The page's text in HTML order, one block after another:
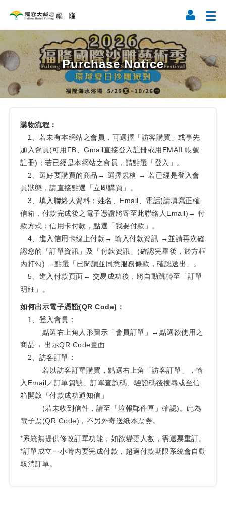
Purchase Notice
購物流程：
1、若未有本網站之會員，可選擇「訪客購買」或事先
加入會員(可用FB、Gmail直接登入註冊或用EMAIL帳號
註冊)；若已經是本網站之會員，請點選「登入」。
2、選好要購買的商品→ 選擇規格 → 若已經是登入會
員狀態，請直接點選「立即購買」。
3、填入聯絡人資料：姓名、Email、電話(請填寫正確
信箱，付款完成後之電子憑證將寄至此聯絡人Email)→ 付
款方式：信用卡付款，點選「我要付款」。
4、進入信用卡線上付款→ 輸入付款資訊 →並請再次確
認您的「訂單資訊」及「付款資訊」(確認完畢後，於方框
內打勾) →點選「已閱讀並同意服務條款，確認送出」。
5、進入付款頁面→ 交易成功後，將自動跳轉至「訂單
明細」。
如何出示電子憑證(QR Code)：
1、登入會員：
點選右上角人形圖示「會員訂單」→點選欲使用之
商品→ 出示QR Code畫面
2、訪客訂單：
若以訪客訂單購買，點選右上角「訪客訂單」，輸
入Email／訂單篇號、訂單查詢碼、驗證碼後搜尋或至信
箱開啟「付款成功通知信」
(若未收到信件，請至「垃報郵件匣」確認)。此為
電子票(QR Code)，不另外寄送紙本票券。
*系統無提供修改訂單功能，如欲變更人數，需退票重訂。
*訂單成立一小時內要完成付款，超過付款期限系統會自動
取消訂單。